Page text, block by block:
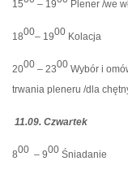
15 – 19 Plener /we
1800– 1900 Kolacja
2000 – 2300 Wybór i
trwania pleneru /dla
11.09. Czwartek
800 – 900 Śniadanie